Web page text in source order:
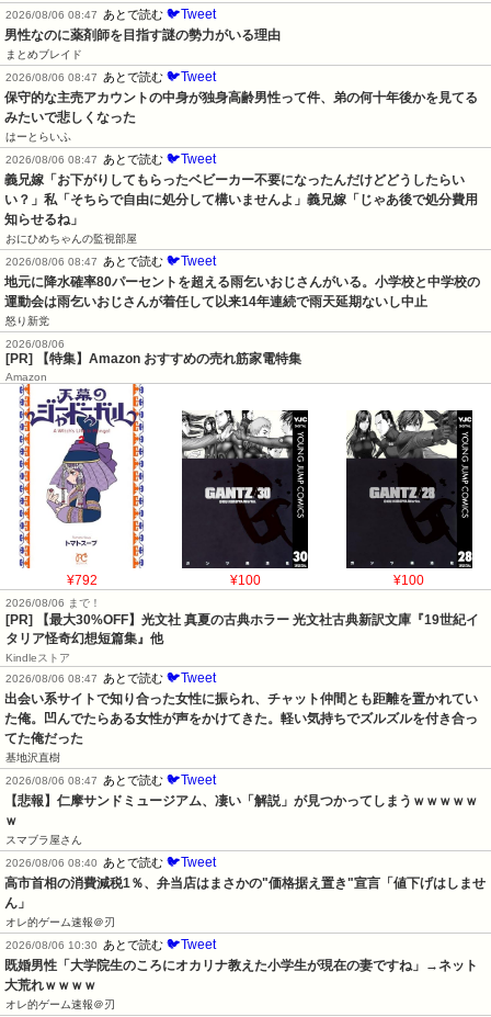
2026/08/06 08:47
あとで読む 🐦Tweet
男性なのに薬剤師を目指す謎の勢力がいる理由
まとめブレイド
2026/08/06 08:47
あとで読む 🐦Tweet
保守的な主売アカウントの中身が独身高齢男性って件、弟の何十年後かを見てる
みたいで悲しくなった
はーとらいふ
2026/08/06 08:47
あとで読む 🐦Tweet
義兄嫁「お下がりしてもらったベビーカー不要になったんだけどどうしたらい
い？」私「そちらで自由に処分して構いませんよ」義兄嫁「じゃあ後で処分費用
知らせるね」
おにひめちゃんの監視部屋
2026/08/06 08:47
あとで読む 🐦Tweet
地元に降水確率80パーセントを超える雨乞いおじさんがいる。小学校と中学校の
運動会は雨乞いおじさんが着任して以来14年連続で雨天延期ないし中止
怒り新党
2026/08/06
[PR] 【特集】Amazon おすすめの売れ筋家電特集
Amazon
¥792 ¥100 ¥100
2026/08/06 まで！
[PR] 【最大30%OFF】光文社 真夏の古典ホラー 光文社古典新訳文庫『19世紀イ
タリア怪奇幻想短篇集』他
Kindleストア
2026/08/06 08:47
あとで読む 🐦Tweet
出会い系サイトで知り合った女性に振られ、チャット仲間とも距離を置かれてい
た俺。凹んでたらある女性が声をかけてきた。軽い気持ちでズルズルを付き合っ
てた俺だった
基地沢直樹
2026/08/06 08:47
あとで読む 🐦Tweet
【悲報】仁摩サンドミュージアム、凄い「解説」が見つかってしまうｗｗｗｗｗ
ｗ
スマブラ屋さん
2026/08/06 08:40
あとで読む 🐦Tweet
高市首相の消費減税1％、弁当店はまさかの"価格据え置き"宣言「値下げはしませ
ん」
オレ的ゲーム速報＠刃
2026/08/06 10:30
あとで読む 🐦Tweet
既婚男性「大学院生のころにオカリナ教えた小学生が現在の妻ですね」→ネット
大荒れｗｗｗｗ
オレ的ゲーム速報＠刃